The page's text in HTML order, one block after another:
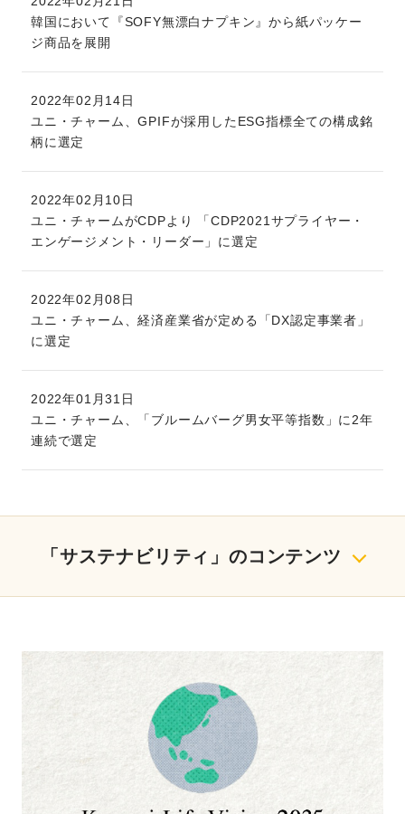
韓国において『SOFY無漂白ナプキン』から紙パッケー
ジ商品を展開
2022年02月14日
ユニ・チャーム、GPIFが採用したESG指標全ての構成銘
柄に選定
2022年02月10日
ユニ・チャームがCDPより 「CDP2021サプライヤー・
エンゲージメント・リーダー」に選定
2022年02月08日
ユニ・チャーム、経済産業省が定める「DX認定事業者」
に選定
2022年01月31日
ユニ・チャーム、「ブルームバーグ男女平等指数」に2年
連続で選定
「サステナビリティ」のコンテンツ